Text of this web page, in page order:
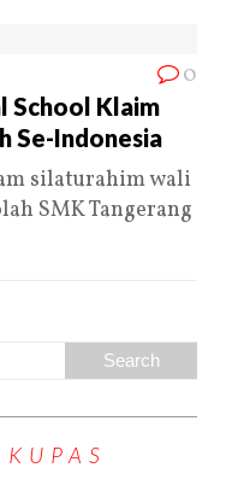
0
School Klaim
Se-Indonesia
silaturahim wali
SMK Tangerang